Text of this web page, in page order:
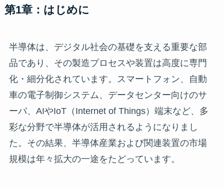
第1章：はじめに
半導体は、デジタル社会の基礎を支える重要な部
品であり、その製造プロセスや装置は高度に専門
化・細分化されています。スマートフォン、自動
車の電子制御システム、データセンター向けのサ
ーバ、AIやIoT（Internet of Things）端末など、多
彩な分野で半導体が活用されるようになりまし
た。その結果、半導体産業および関連装置の市場
規模は年々拡大の一途をたどっています。